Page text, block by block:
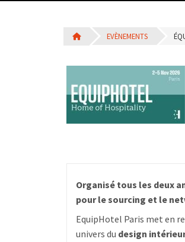
EVÈNEMENTS
Organisé tous les deux
pour le sourcing et le
EquipHotel Paris met en
univers du design